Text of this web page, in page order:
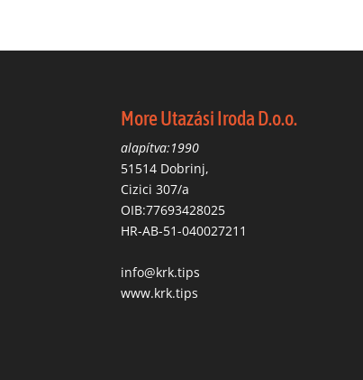
More Utazási Iroda D.o.o.
alapítva:1990
51514 Dobrinj,
Cizici 307/a
OIB:77693428025
HR-AB-51-040027211
info@krk.tips
www.krk.tips